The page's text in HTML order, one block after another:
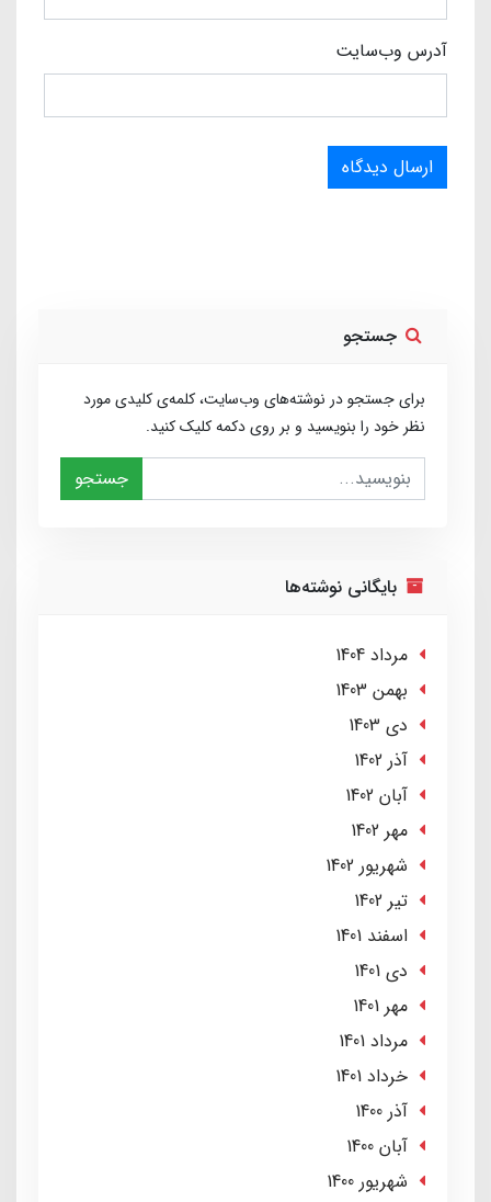
آدرس وب‌سایت
ارسال دیدگاه
جستجو
برای جستجو در نوشته‌های وب‌سایت، کلمه‌ی کلیدی مورد
نظر خود را بنویسید و بر روی دکمه کلیک کنید.
جستجو
بایگانی نوشته‌ها
مرداد 1404
بهمن 1403
دی 1403
آذر 1402
آبان 1402
مهر 1402
شهریور 1402
تير 1402
اسفند 1401
دی 1401
مهر 1401
مرداد 1401
خرداد 1401
آذر 1400
آبان 1400
شهریور 1400